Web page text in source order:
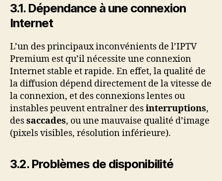
3.1. Dépendance à une connexion
Internet
L’un des principaux inconvénients de l’IPTV
Premium est qu’il nécessite une connexion
Internet stable et rapide. En effet, la qualité de
la diffusion dépend directement de la vitesse de
la connexion, et des connexions lentes ou
instables peuvent entraîner desinterruptions,
dessaccades, ou une mauvaise qualité d’image
(pixels visibles, résolution inférieure).
3.2. Problèmes de disponibilité